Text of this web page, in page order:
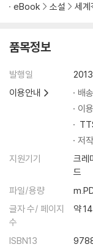
eBook 소설 세계
품목정보
발행일
이용안내
배
이
저
지원기기
크레
드
파일/용량
글자 수/ 페이지
수
약
ISBN13